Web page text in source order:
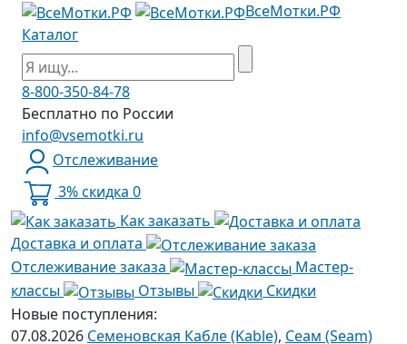
ВсеМотки.РФ
Каталог
8-800-350-84-78
Бесплатно по России
info@vsemotki.ru
Отслеживание
3% скидка 0
Как заказать
Доставка и оплата
Отслеживание заказа
Мастер-
классы
Отзывы
Скидки
Новые поступления:
07.08.2026 Семеновская Кабле (Kable), Сеам (Seam)